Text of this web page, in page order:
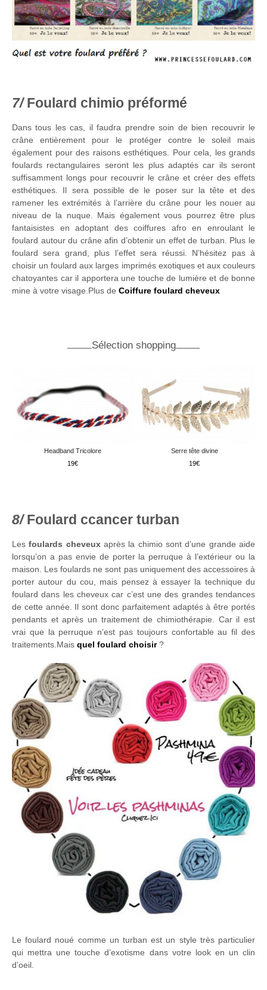
Foulard chimio préformé
Dans tous les cas, il faudra prendre soin de bien recouvrir le
crâne entièrement pour le protéger contre le soleil mais
également pour des raisons esthétiques. Pour cela, les grands
foulards rectangulaires seront les plus adaptés car ils seront
suffisamment longs pour recouvrir le crâne et créer des effets
esthétiques. Il sera possible de le poser sur la tête et des
ramener les extrémités à l’arrière du crâne pour les nouer au
niveau de la nuque. Mais également vous pourrez être plus
fantaisistes en adoptant des coiffures afro en enroulant le
foulard autour du crâne afin d’obtenir un effet de turban. Plus le
foulard sera grand, plus l’effet sera réussi. N’hésitez pas à
choisir un foulard aux larges imprimés exotiques et aux couleurs
chatoyantes car il apportera une touche de lumière et de bonne
mine à votre visage.Plus de Coiffure foulard cheveux
Sélection shopping
Headband Tricolore
19
Serre tête divine
19
Foulard ccancer turban
Lesfoulards cheveuxaprès la chimio sont d’une grande aide
lorsqu’on a pas envie de porter la perruque à l’extérieur ou la
maison. Les foulards ne sont pas uniquement des accessoires à
porter autour du cou, mais pensez à essayer la technique du
foulard dans les cheveux car c’est une des grandes tendances
de cette année. Il sont donc parfaitement adaptés à être portés
pendants et après un traitement de chimiothérapie. Car il est
vrai que la perruque n’est pas toujours confortable au fil des
traitements.Mais quel foulard choisir?
Le foulard noué comme un turban est un style très particulier
qui mettra une touche d’exotisme dans votre look en un clin
d’oeil.